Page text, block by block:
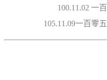
100.11.02 一
105.11.09一百零